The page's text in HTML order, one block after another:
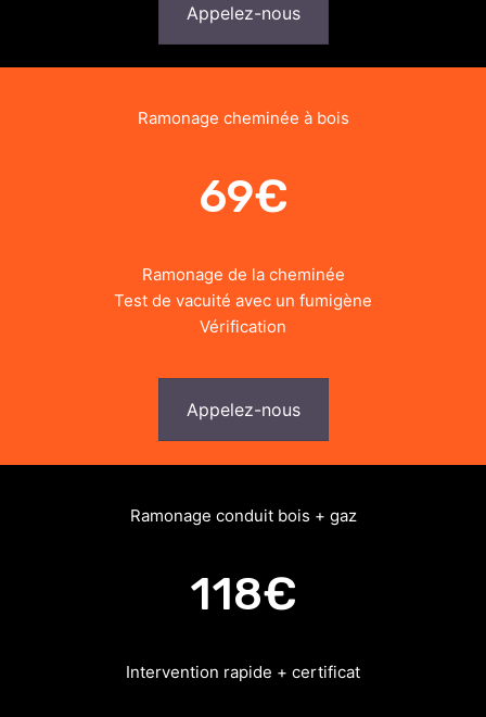
Appelez-nous
Ramonage cheminée à bois
69€
Ramonage de la cheminée
Test de vacuité avec un fumigène
Vérification
Appelez-nous
Ramonage conduit bois + gaz
118€
Intervention rapide + certificat